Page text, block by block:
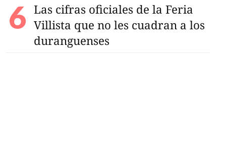
Las cifras oficiales de la Feria
Villista que no les cuadran a los
duranguenses